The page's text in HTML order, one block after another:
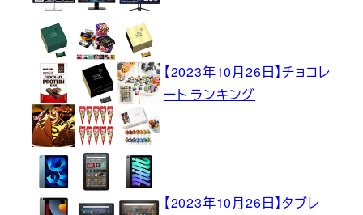
【2023年10月26日】チョコレ
ート ランキング
【2023年10月26日】タブレ